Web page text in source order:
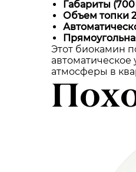
Габариты
Объем топки
Этот биокамин
атмосферы в